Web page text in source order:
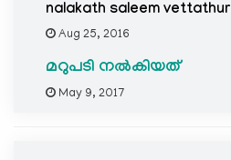
nalakath saleem vettathur
Aug 25, 2016
മറുപടി നൽകിയത്
May 9, 2017